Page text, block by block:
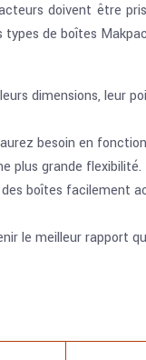
doivent être
de boîtes
dimensions, leur
besoin en
plus grande flexibilité.
boîtes facilement
le meilleur rapport